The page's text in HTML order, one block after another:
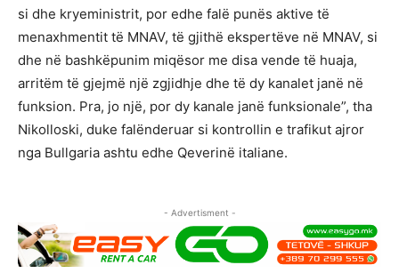
si dhe kryeministrit, por edhe falë punës aktive të
menaxhmentit të MNAV, të gjithë ekspertëve në MNAV, si
dhe në bashkëpunim miqësor me disa vende të huaja,
arritëm të gjejmë një zgjidhje dhe të dy kanalet janë në
funksion. Pra, jo një, por dy kanale janë funksionale”, tha
Nikolloski, duke falënderuar si kontrollin e trafikut ajror
nga Bullgaria ashtu edhe Qeverinë italiane.
- Advertisment -